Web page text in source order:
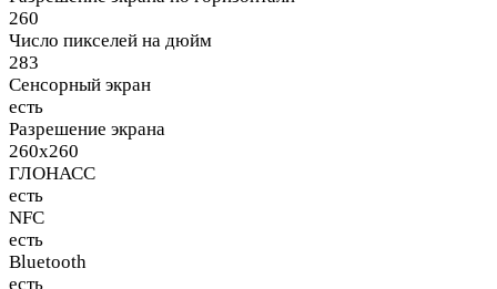
260
Число пикселей на дюйм
283
Сенсорный экран
есть
Разрешение экрана
260x260
ГЛОНАСС
есть
NFC
есть
Bluetooth
есть